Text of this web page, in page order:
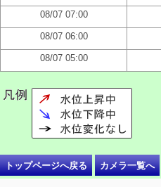
08/07 07:00
08/07 06:00
08/07 05:00
トップページへ戻る カメラ一覧へ